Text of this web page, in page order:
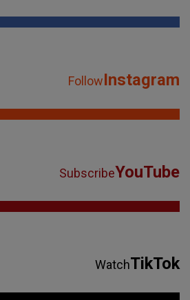
FollowInstagram
SubscribeYouTube
WatchTikTok